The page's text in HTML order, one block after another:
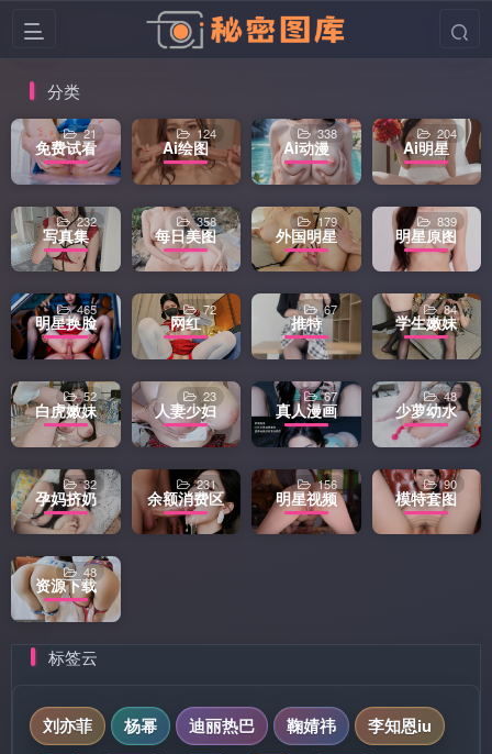
分类
免费试看
21
Ai绘图
124
Ai动漫
338
Ai明星
204
写真集
232
每日美图
358
外国明星
179
明星原图
839
明星换脸
465
网红
72
推特
67
学生嫩妹
84
白虎嫩妹
52
人妻少妇
23
真人漫画
67
少萝幼水
48
孕妈挤奶
32
余额消费区
231
明星视频
156
模特套图
90
资源下载
48
标签云
刘亦菲 杨幂 迪丽热巴 鞠婧祎
李知恩iu